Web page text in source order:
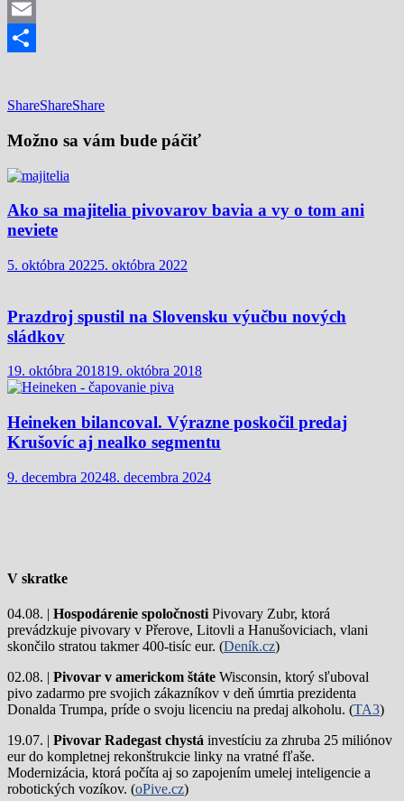
Mastodon
Email
ShareShareShare
Možno sa vám bude páčiť
Ako sa majitelia pivovarov bavia a vy o tom ani
neviete
5. októbra 20225. októbra 2022
Prazdroj spustil na Slovensku výučbu nových
sládkov
19. októbra 201819. októbra 2018
Heineken bilancoval. Výrazne poskočil predaj
Krušovíc aj nealko segmentu
9. decembra 20248. decembra 2024
V skratke
04.08. | Hospodárenie spoločnostiPivovary Zubr, ktorá
prevádzkuje pivovary v Přerove, Litovli a Hanušoviciach, vlani
skončilo stratou takmer 400-tisíc eur. (Deník.cz)
02.08. | Pivovar v americkom štáte Wisconsin, ktorý sľuboval
pivo zadarmo pre svojich zákazníkov v deň úmrtia prezidenta
Donalda Trumpa, príde o svoju licenciu na predaj alkoholu. (TA3)
19.07. | Pivovar Radegast chystá investíciu za zhruba 25 miliónov
eur do kompletnej rekonštrukcie linky na vratné fľaše.
Modernizácia, ktorá počíta aj so zapojením umelej inteligencie a
robotických vozíkov. (oPive.cz)